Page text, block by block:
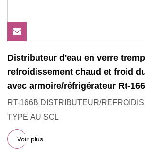
Distributeur d'eau en verre
refroidissement chaud et froid
avec armoire/réfrigérateur Rt-
RT-166B DISTRIBUTEUR/
TYPE AU SOL
Voir plus